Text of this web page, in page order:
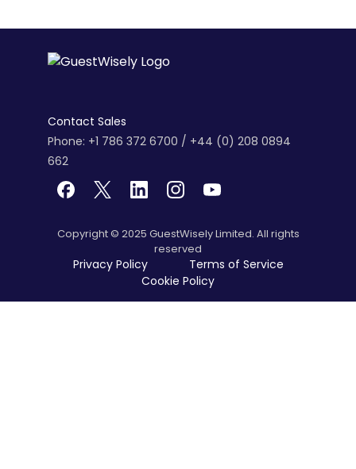
Contact Sales
Phone: +1 786 372 6700 / +44 (0) 208 0894
662
Copyright © 2025 GuestWisely Limited. All rights
reserved
Privacy Policy
Terms of Service
Cookie Policy